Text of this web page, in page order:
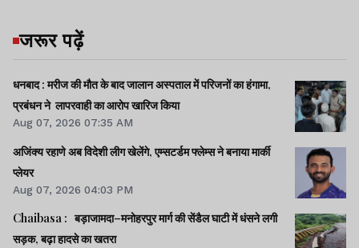
जरूर पढ़ें
धनबाद : मरीज की मौत के बाद जालान अस्पताल में परिजनों का हंगामा,
प्रबंधन ने लापरवाही का आरोप खारिज किया
Aug 07, 2026 07:35 AM
अजिंक्य रहाणे अब विदेशी लीग खेलेंगे, एम्सटर्डम फ्लेम्स ने बनाया मार्की
प्लेयर
Aug 07, 2026 04:03 PM
Chaibasa : बड़ाजामदा–मनोहरपुर मार्ग की सेंडैल घाटी में धंसने लगी
सड़क, बढ़ा हादसे का खतरा